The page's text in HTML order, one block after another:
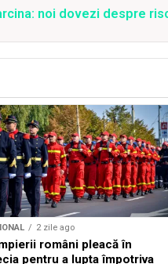
noi dovezi despre
2 zile ago
români pleacă în
pentru a lupta împotriva